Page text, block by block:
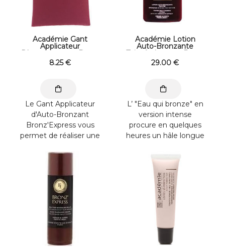
Académie Gant
Applicateur
D'autobronzant Bronz
Express
8.25 €
Le Gant Applicateur
d'Auto-Bronzant
Bronz'Express vous
permet de réaliser une
Académie Lotion
Auto-Bronzante
Teintée Intense Bronz
Express 100 ml
29.00 €
L’ "Eau qui bronze" en
version intense
procure en quelques
heures un hâle longue
application. Grâce ...